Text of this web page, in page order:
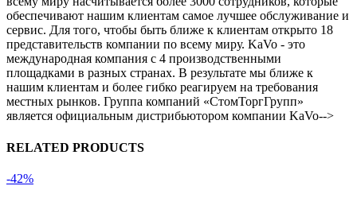
обеспечивают нашим клиентам самое лучшее обслуживание и
сервис. Для того, чтобы быть ближе к клиентам открыто 18
представительств компании по всему миру. KaVo - это
международная компания с 4 производственными
площадками в разных странах. В результате мы ближе к
нашим клиентам и более гибко реагируем на требования
местных рынков. Группа компаний «СтомТоргГрупп»
является официальным дистрибьютором компании KaVo-->
RELATED PRODUCTS
-42%